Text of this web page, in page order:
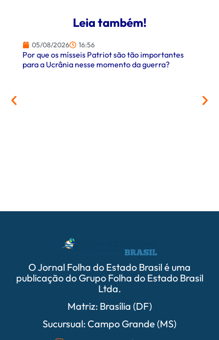
Leia também!
05/08/2026 16:56
Por que os mísseis Patriot são tão importantes
para a Ucrânia nesse momento da guerra?
O Jornal Folha do Estado Brasil é uma
publicação do Grupo Folha do Estado Brasil
Ltda.
Matriz: Brasília (DF)
Sucursual: Campo Grande (MS)